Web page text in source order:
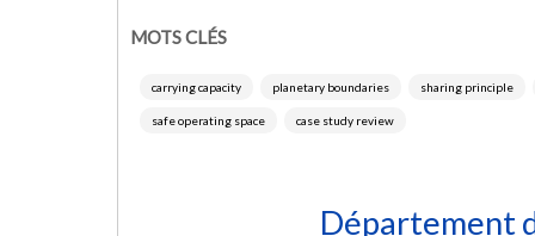
MOTS CLÉS
carrying capacity planetary boundaries sharing principle
safe operating space case study review
Département